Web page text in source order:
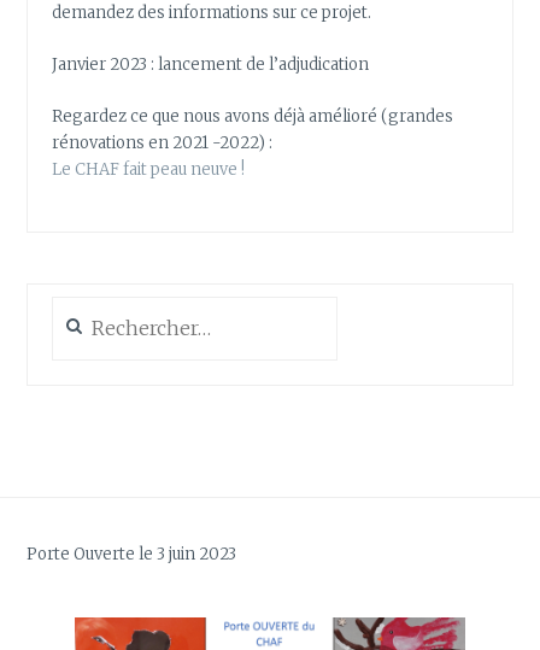
demandez des informations sur ce projet.
Janvier 2023 : lancement de l’adjudication
Regardez ce que nous avons déjà amélioré (grandes
rénovations en 2021 -2022) :
Le CHAF fait peau neuve !
Porte Ouverte le 3 juin 2023